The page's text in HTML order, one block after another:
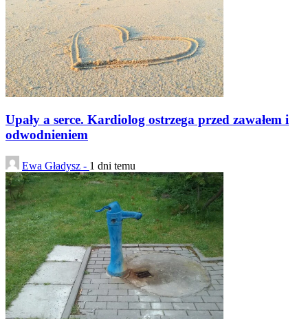
Upały a serce. Kardiolog ostrzega przed zawałem i
odwodnieniem
Ewa Gładysz - 1 dni temu